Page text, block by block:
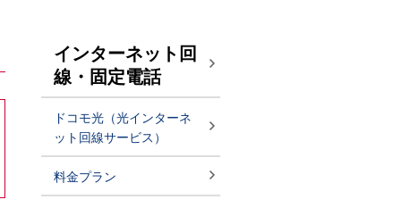
インターネット回
線・固定電話
ドコモ光（光インターネ
ット回線サービス）
料金プラン